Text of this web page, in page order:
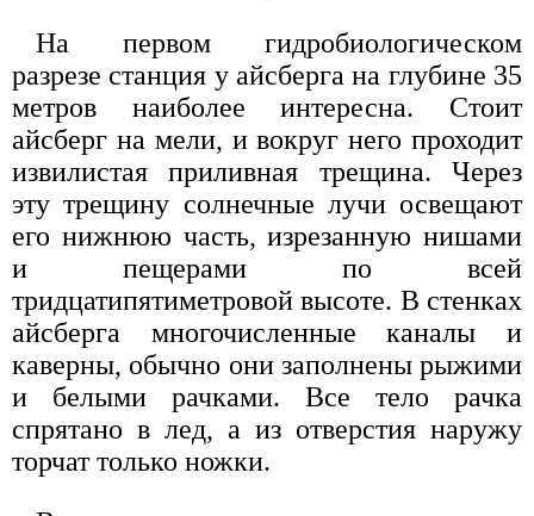
На первом гидробиологическом
разрезе станция у айсберга на глубине 35
метров наиболее интересна. Стоит
айсберг на мели, и вокруг него проходит
извилистая приливная трещина. Через
эту трещину солнечные лучи освещают
его нижнюю часть, изрезанную нишами
и пещерами по всей
тридцатипятиметровой высоте. В стенках
айсберга многочисленные каналы и
каверны, обычно они заполнены рыжими
и белыми рачками. Все тело рачка
спрятано в лед, а из отверстия наружу
торчат только ножки.